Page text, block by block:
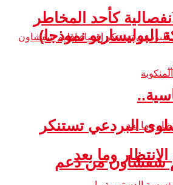
البردعي تستنكر
شفشاون من دعم
كأحد المخاطر
البوليساريو نموذجا)